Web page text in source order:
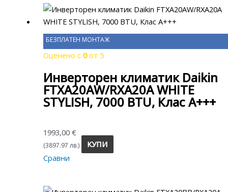
БЕЗПЛАТЕН МОНТАЖ
Оценено с0от 5
Инверторен климатик Daikin
FTXA20AW/RXA20A WHITE
STYLISH, 7000 BTU, Клас A+++
1993,00€
(3897.97 лв.)
КУПИ
Сравни